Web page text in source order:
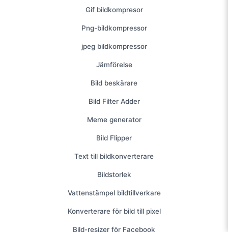
Gif bildkompresor
Png-bildkompressor
jpeg bildkompressor
Jämförelse
Bild beskärare
Bild Filter Adder
Meme generator
Bild Flipper
Text till bildkonverterare
Bildstorlek
Vattenstämpel bildtillverkare
Konverterare för bild till pixel
Bild-resizer för Facebook